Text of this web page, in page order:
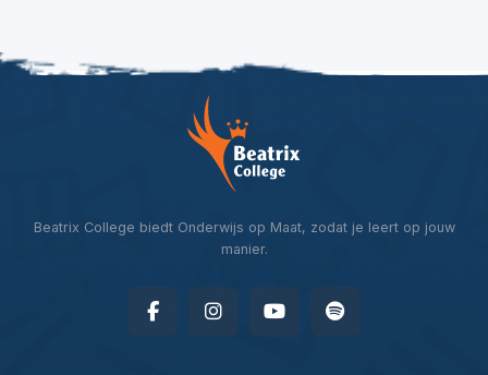
Beatrix College biedt Onderwijs op Maat, zodat je leert op jouw
manier.